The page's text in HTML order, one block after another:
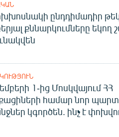
ընդդիմադիր
քննարկումները եկող
1-ից Մոսկվայում ՀՀ
համար նոր
կգործեն. ինչ է